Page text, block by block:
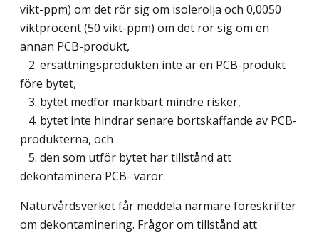
vikt-ppm) om det rör sig om isolerolja och 0,0050
viktprocent (50 vikt-ppm) om det rör sig om en
annan PCB-produkt,
2. ersättningsprodukten inte är en PCB-produkt
före bytet,
3. bytet medför märkbart mindre risker,
4. bytet inte hindrar senare bortskaffande av PCB-
produkterna, och
5. den som utför bytet har tillstånd att
dekontaminera PCB- varor.
Naturvårdsverket får meddela närmare föreskrifter
om dekontaminering. Frågor om tillstånd att